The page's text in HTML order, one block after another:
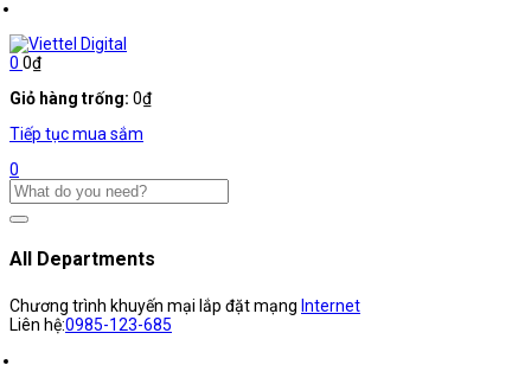
0 0₫
Giỏ hàng trống: 0₫
Tiếp tục mua sắm
0
All Departments
Chương trình khuyến mại lắp đặt mạng Internet
Liên hệ:0985-123-685